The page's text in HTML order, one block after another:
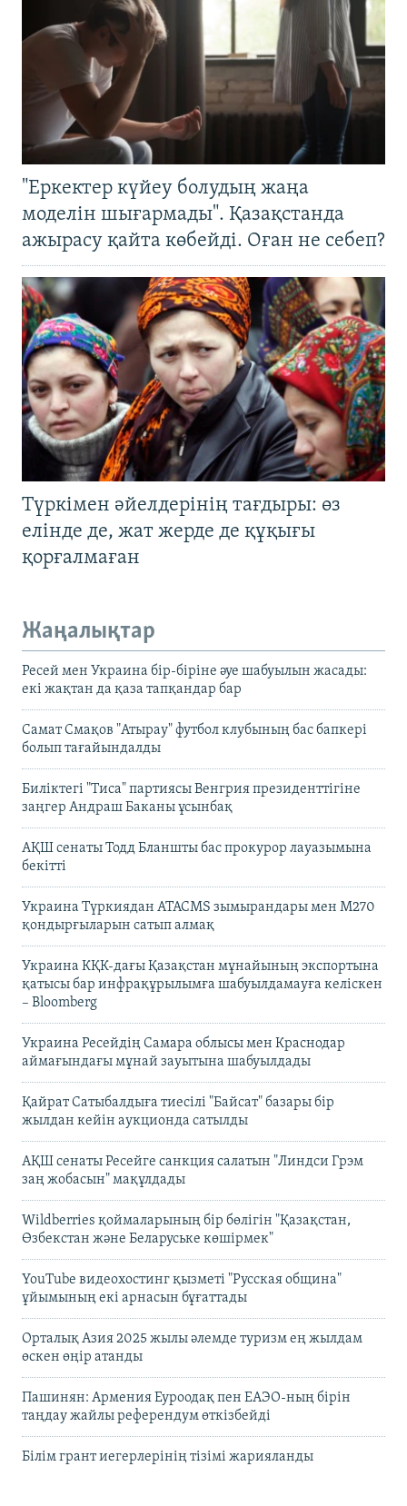
"Еркектер күйеу болудың жаңа
моделін шығармады". Қазақстанда
ажырасу қайта көбейді. Оған не себеп?
Түркімен әйелдерінің тағдыры: өз
елінде де, жат жерде де құқығы
қорғалмаған
Жаңалықтар
Ресей мен Украина бір-біріне әуе шабуылын жасады:
екі жақтан да қаза тапқандар бар
Самат Смақов "Атырау" футбол клубының бас бапкері
болып тағайындалды
Биліктегі "Тиса" партиясы Венгрия президенттігіне
заңгер Андраш Баканы ұсынбақ
АҚШ сенаты Тодд Бланшты бас прокурор лауазымына
бекітті
Украина Түркиядан ATACMS зымырандары мен M270
қондырғыларын сатып алмақ
Украина КҚК-дағы Қазақстан мұнайының экспортына
қатысы бар инфрақұрылымға шабуылдамауға келіскен
– Bloomberg
Украина Ресейдің Самара облысы мен Краснодар
аймағындағы мұнай зауытына шабуылдады
Қайрат Сатыбалдыға тиесілі "Байсат" базары бір
жылдан кейін аукционда сатылды
АҚШ сенаты Ресейге санкция салатын "Линдси Грэм
заң жобасын" мақұлдады
Wildberries қоймаларының бір бөлігін "Қазақстан,
Өзбекстан және Беларуське көшірмек"
YouTube видеохостинг қызметі "Русская община"
ұйымының екі арнасын бұғаттады
Орталық Азия 2025 жылы әлемде туризм ең жылдам
өскен өңір атанды
Пашинян: Армения Еуроодақ пен ЕАЭО-ның бірін
таңдау жайлы референдум өткізбейді
Білім грант иегерлерінің тізімі жарияланды